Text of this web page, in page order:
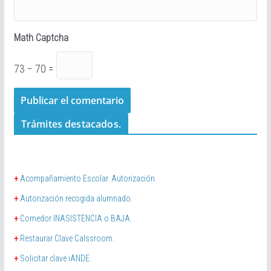
Math Captcha
73 − 70 =
Trámites destacados.
+ Acompañamiento Escolar. Autorización.
+ Autorización recogida alumnado.
+ Comedor INASISTENCIA o BAJA.
+ Restaurar Clave Calssroom.
+ Solicitar clave iANDE.